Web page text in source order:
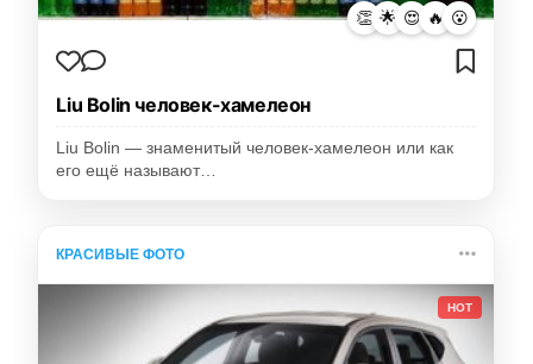
👏 🌟 😍 🔥 😮
Liu Bolin человек-хамелеон
Liu Bolin — знаменитый человек-хамелеон или как
его ещё называют…
КРАСИВЫЕ ФОТО
HOT